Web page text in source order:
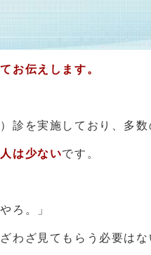
お伝えします。
診を実施しており、多数
は少ないです。
ろ。」
わざ見てもらう必要はな